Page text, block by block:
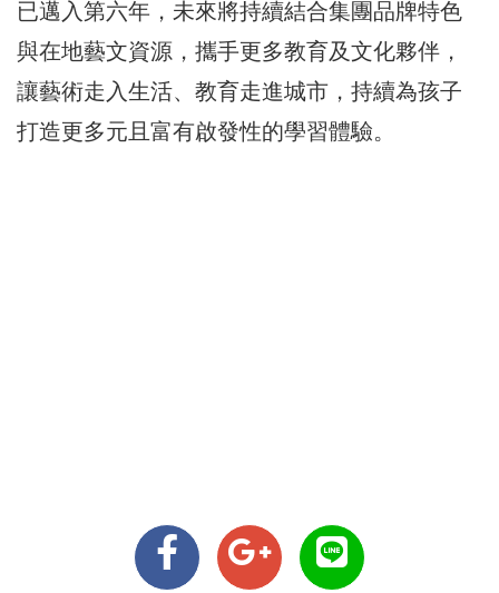
已邁入第六年，未來將持續結合集團品牌特色
與在地藝文資源，攜手更多教育及文化夥伴，
讓藝術走入生活、教育走進城市，持續為孩子
打造更多元且富有啟發性的學習體驗。